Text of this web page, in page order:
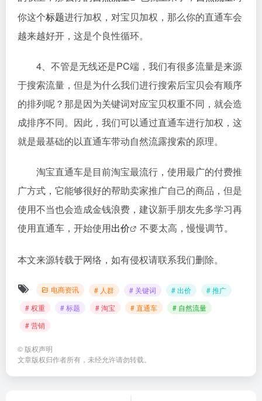
你这个标题进行加权，对宝贝加权，那么你的直通车会
越来越好开，这是个良性循环。
4、不管是无线还是PC端，我们有很多流量是来源
于搜索流量，但是为什么我们进行搜索后宝贝会有顺序
的排列呢？那是因为关键词对应宝贝权重不同，就会造
成排序不同。因此，我们可以通过直通车进行加权，这
就是最基础的以直通车带动自然流露搜索的原理。
淘宝直通车是目前淘宝最流行，使用最广的付费推
广方式，它能够很好的帮助卖家推广自己的商品，但是
使用不当也会造成金钱浪费，建议新手朋友先多学习再
使用直通车，开始使用出价 不要太高，慢慢调节。
本文来源转载于网络，如有侵权请联系我们删除。
电商资讯 # 人群 # 关键词 # 出价
# 推广
# 权重
# 标题 # 淘宝 # 直通车
# 自然流量
# 营销
© 版权声明
文章版权归作者所有，未经允许请勿转载。